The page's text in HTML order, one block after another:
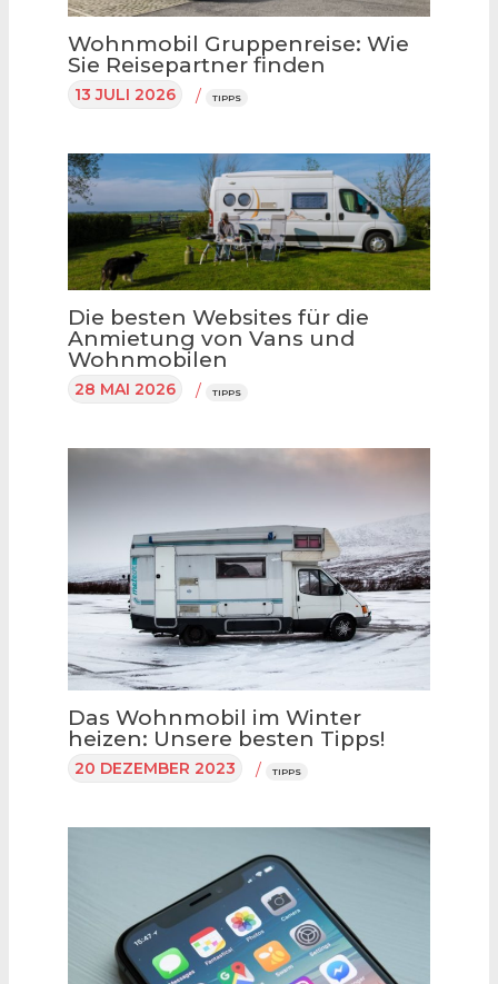
Wohnmobil Gruppenreise: Wie
Sie Reisepartner finden
13 JULI 2026 / TIPPS
Die besten Websites für die
Anmietung von Vans und
Wohnmobilen
28 MAI 2026 / TIPPS
Das Wohnmobil im Winter
heizen: Unsere besten Tipps!
20 DEZEMBER 2023 / TIPPS